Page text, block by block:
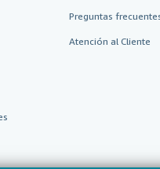
Preguntas
Atención al Cliente